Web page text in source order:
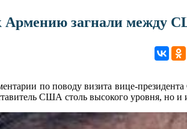
Армению загнали между
по поводу визита вице-
США столь высокого уровня, но и